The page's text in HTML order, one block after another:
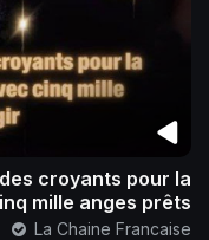
croyants pour la
mille anges prêts
à agir..
La Chaine Francaise